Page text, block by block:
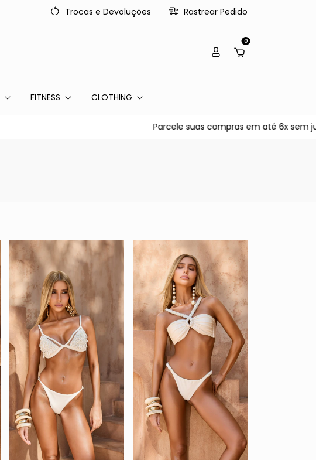
Trocas e Devoluções Rastrear Pedido
0
FITNESS CLOTHING
Parcele suas compras em até 6x sem juros no cartão